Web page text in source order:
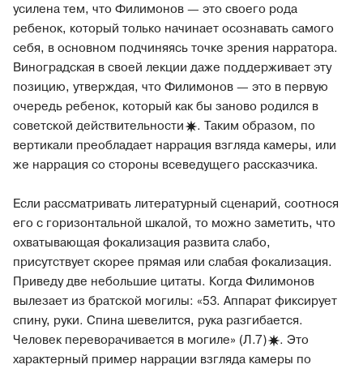
усилена тем, что Филимонов — это своего рода
ребенок, который только начинает осознавать самого
себя, в основном подчиняясь точке зрения нарратора.
Виноградская в своей лекции даже поддерживает эту
позицию, утверждая, что Филимонов — это в первую
очередь ребенок, который как бы заново родился в
советской действительности
. Таким образом, по
вертикали преобладает наррация взгляда камеры, или
же наррация со стороны всеведущего рассказчика.
Если рассматривать литературный сценарий, соотнося
его с горизонтальной шкалой, то можно заметить, что
охватывающая фокализация развита слабо,
присутствует скорее прямая или слабая фокализация.
Приведу две небольшие цитаты. Когда Филимонов
вылезает из братской могилы: «53. Аппарат фиксирует
спину, руки. Спина шевелится, рука разгибается.
Человек переворачивается в могиле» (Л.7)
. Это
характерный пример наррации взгляда камеры по